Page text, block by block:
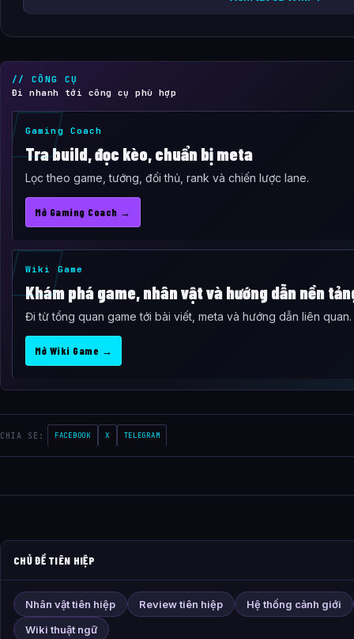
// CÔNG CỤ
Đi nhanh tới công cụ phù hợp
Gaming Coach
Tra build, đọc kèo, chuẩn bị meta
Lọc theo game, tướng, đối thủ, rank và chiến lược lane.
Mở Gaming Coach →
Wiki Game
Khám phá game, nhân vật và hướng dẫn nền
Đi từ tổng quan game tới bài viết, meta và hướng dẫn liên quan.
Mở Wiki Game →
CHIA SE: FACEBOOK X TELEGRAM
CHỦ ĐỀ TIÊN HIỆP
Nhân vật tiên hiệp Review tiên hiệp
Hệ thống cảnh giới
Wiki thuật ngữ